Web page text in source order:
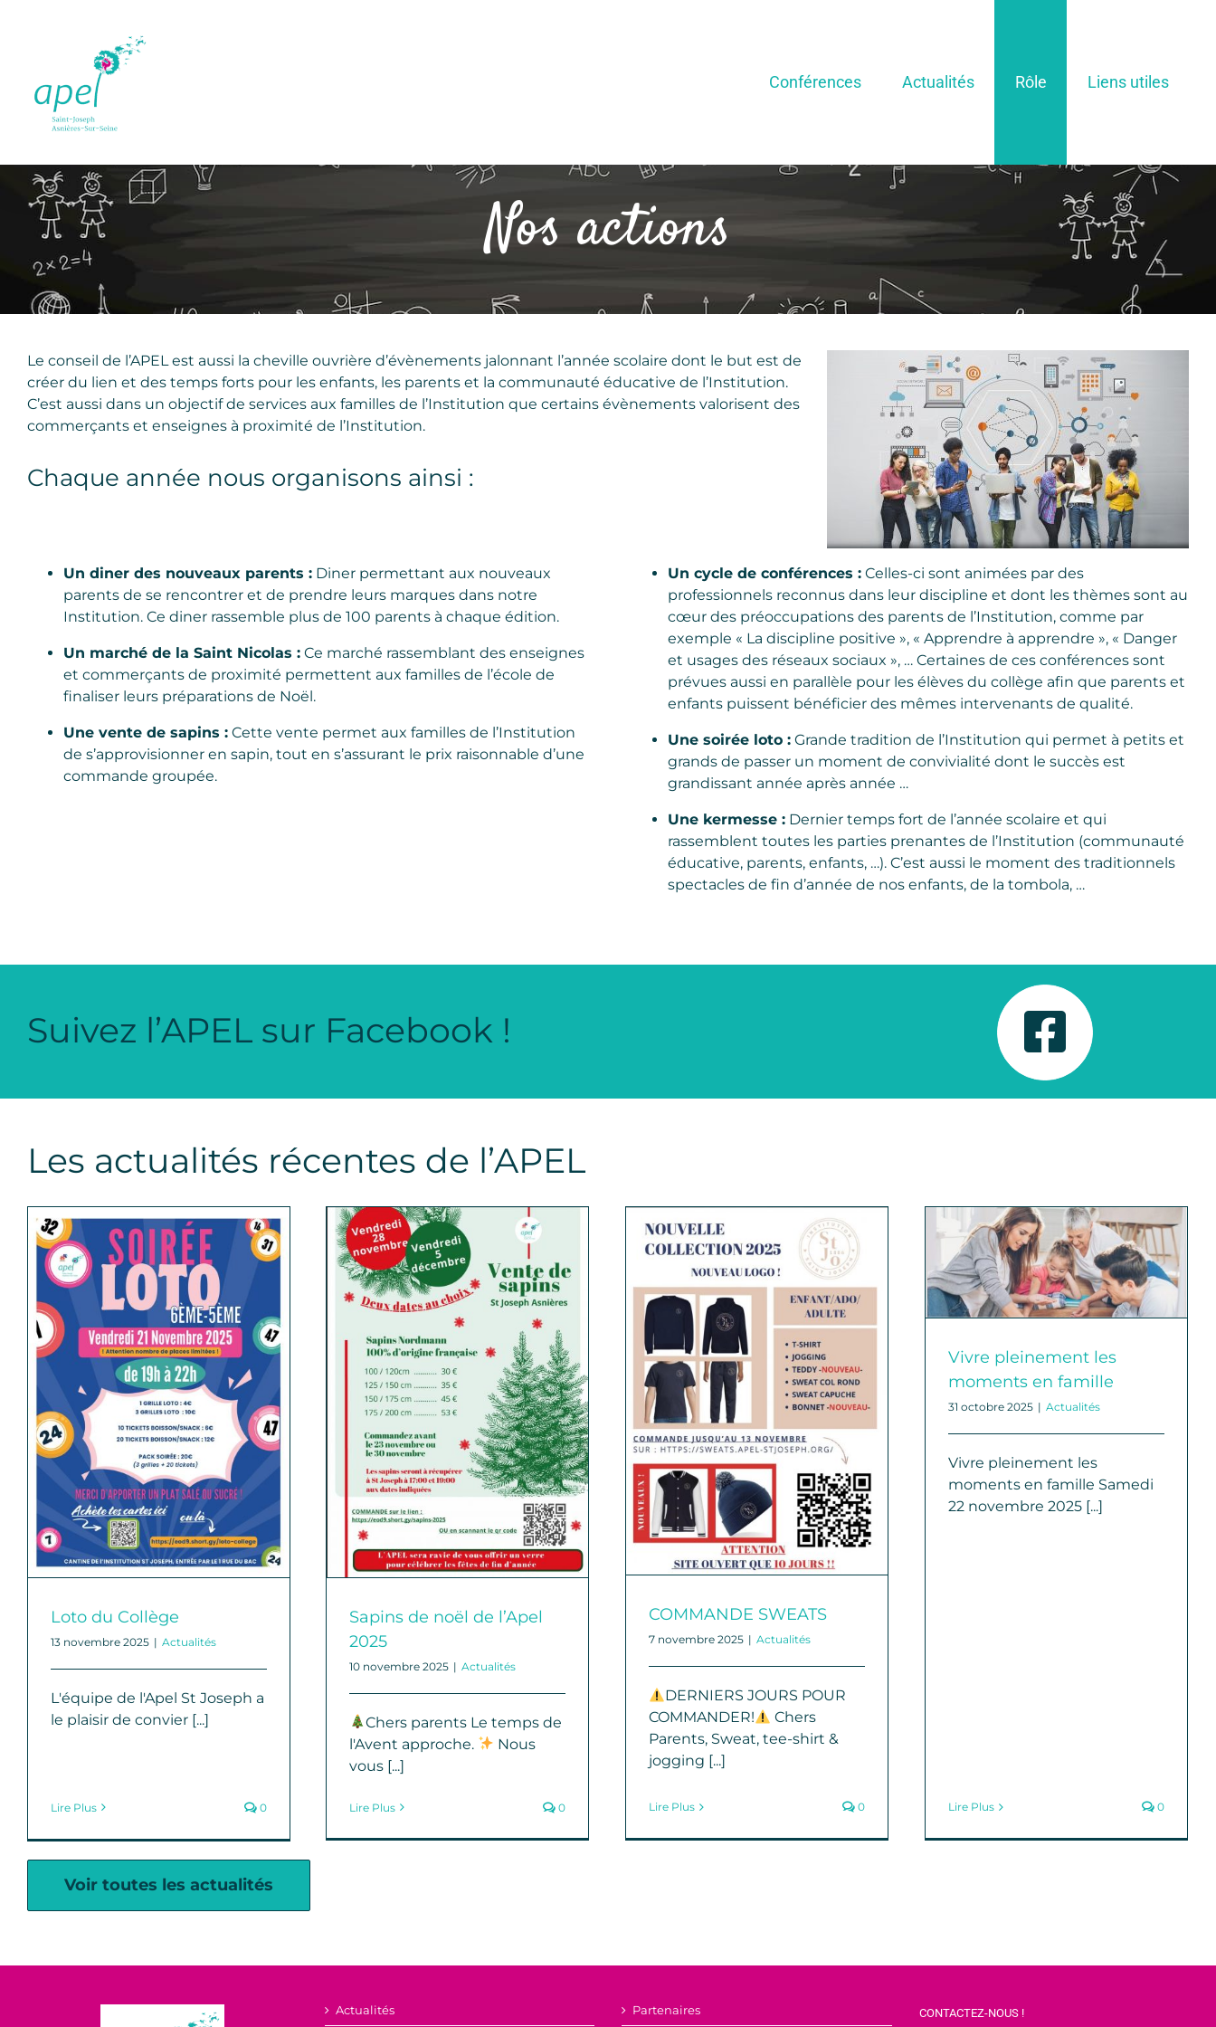
Conférences Actualités Rôle Liens utiles
Nos actions
Le conseil de l’APEL est aussi la cheville ouvrière d’évènements jalonnant l’année scolaire dont le but est de
créer du lien et des temps forts pour les enfants, les parents et la communauté éducative de l’Institution.
C’est aussi dans un objectif de services aux familles de l’Institution que certains évènements valorisent des
commerçants et enseignes à proximité de l’Institution.
Chaque année nous organisons ainsi :
Un diner des nouveaux parents : Diner permettant aux nouveaux
parents de se rencontrer et de prendre leurs marques dans notre
Institution. Ce diner rassemble plus de 100 parents à chaque édition.
Un marché de la Saint Nicolas : Ce marché rassemblant des enseignes
et commerçants de proximité permettent aux familles de l’école de
finaliser leurs préparations de Noël.
Une vente de sapins : Cette vente permet aux familles de l’Institution
de s’approvisionner en sapin, tout en s’assurant le prix raisonnable d’une
commande groupée.
Un cycle de conférences :Celles-ci sont animées par des
professionnels reconnus dans leur discipline et dont les thèmes sont au
cœur des préoccupations des parents de l’Institution, comme par
exemple « La discipline positive », « Apprendre à apprendre », « Danger
et usages des réseaux sociaux », … Certaines de ces conférences sont
prévues aussi en parallèle pour les élèves du collège afin que parents et
enfants puissent bénéficier des mêmes intervenants de qualité.
Une soirée loto :Grande tradition de l’Institution qui permet à petits et
grands de passer un moment de convivialité dont le succès est
grandissant année après année …
Une kermesse :Dernier temps fort de l’année scolaire et qui
rassemblent toutes les parties prenantes de l’Institution (communauté
éducative, parents, enfants, …). C’est aussi le moment des traditionnels
spectacles de fin d’année de nos enfants, de la tombola, …
Suivez l’APEL sur Facebook !
Les actualités récentes de l’APEL
Loto du Collège
13 novembre 2025 | Actualités
L'équipe de l'Apel St Joseph a
le plaisir de convier [...]
Lire Plus 0
Sapins de noël de l’Apel
2025
Sapins de noël de l’Apel
2025
10 novembre 2025 | Actualités
Chers parents Le temps de
l'Avent approche.
Nous
vous [...]
Lire Plus 0
COMMANDE SWEATS
COMMANDE SWEATS
7 novembre 2025 | Actualités
DERNIERS JOURS POUR
COMMANDER!
Chers
Parents, Sweat, tee-shirt &
jogging [...]
Lire Plus 0
Vivre pleinement les
moments en famille
Vivre pleinement les
moments en famille
31 octobre 2025 | Actualités
Vivre pleinement les
moments en famille Samedi
22 novembre 2025 [...]
Lire Plus 0
Voir toutes les actualités
Actualités Partenaires CONTACTEZ-NOUS !